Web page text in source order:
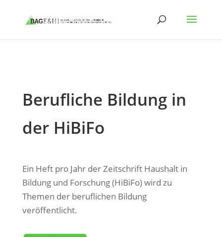
Berufliche Bildung in
der HiBiFo
Ein Heft pro Jahr der Zeitschrift Haushalt in
Bildung und Forschung (HiBiFo) wird zu
Themen der beruflichen Bildung
veröffentlicht.